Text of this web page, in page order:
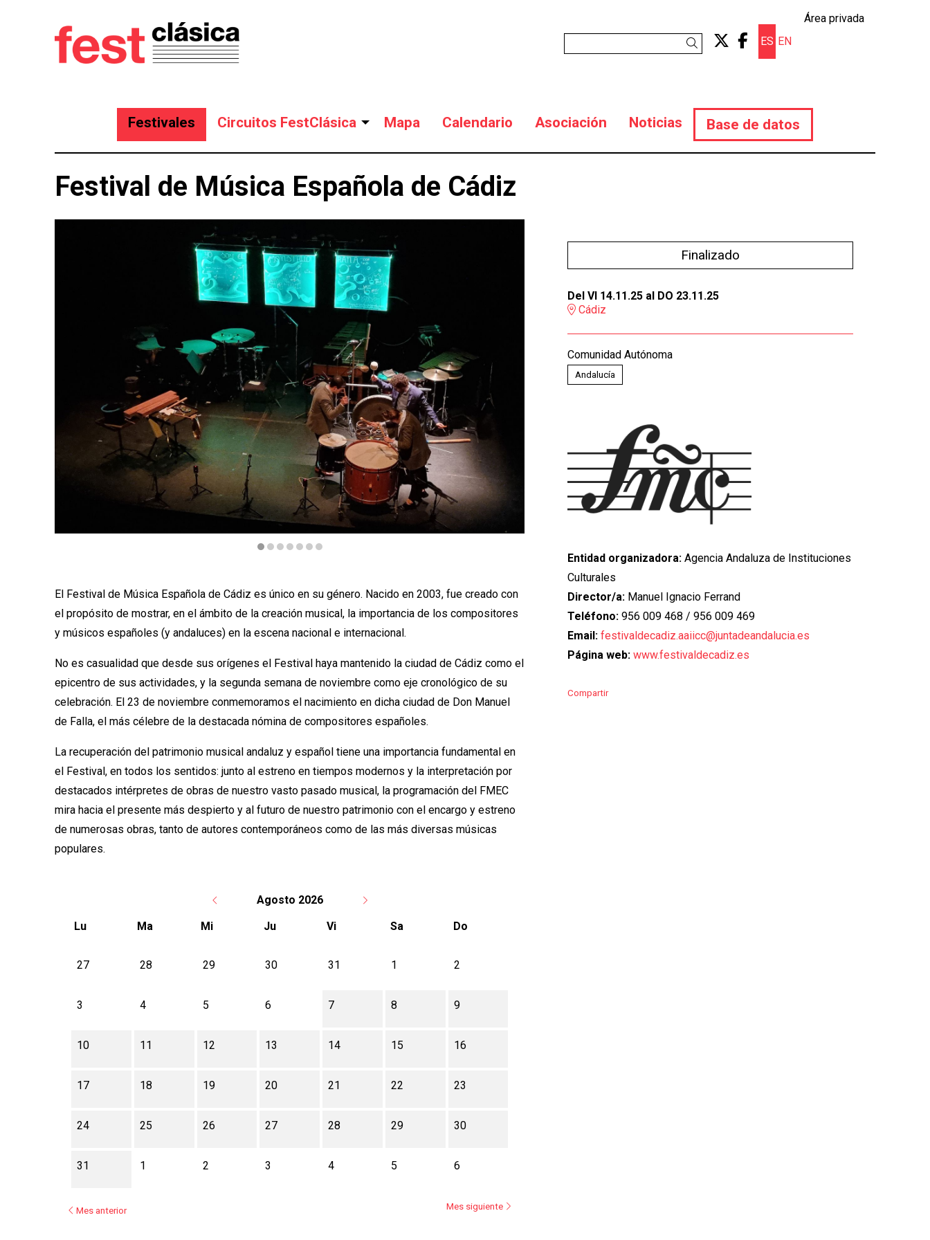
Área privada
ES EN
Link a twitter
Link a facebook
Buscar
Festivales Circuitos FestClásica Mapa Calendario Asociación Noticias Base de datos
Festival de Música Española de Cádiz
Finalizado
Del VI 14.11.25 al DO 23.11.25
Cádiz
Comunidad Autónoma
Andalucía
Entidad organizadora:Agencia Andaluza de Instituciones
Culturales
Director/a: Manuel Ignacio Ferrand
Teléfono:956 009 468 / 956 009 469
Email:festivaldecadiz.aaiicc@juntadeandalucia.es
Página web: www.festivaldecadiz.es
Compartir
El Festival de Música Española de Cádiz es único en su género. Nacido en 2003, fue creado con
el propósito de mostrar, en el ámbito de la creación musical, la importancia de los compositores
y músicos españoles (y andaluces) en la escena nacional e internacional.
No es casualidad que desde sus orígenes el Festival haya mantenido la ciudad de Cádiz como el
epicentro de sus actividades, y la segunda semana de noviembre como eje cronológico de su
celebración. El 23 de noviembre conmemoramos el nacimiento en dicha ciudad de Don Manuel
de Falla, el más célebre de la destacada nómina de compositores españoles.
La recuperación del patrimonio musical andaluz y español tiene una importancia fundamental en
el Festival, en todos los sentidos: junto al estreno en tiempos modernos y la interpretación por
destacados intérpretes de obras de nuestro vasto pasado musical, la programación del FMEC
mira hacia el presente más despierto y al futuro de nuestro patrimonio con el encargo y estreno
de numerosas obras, tanto de autores contemporáneos como de las más diversas músicas
populares.
Agosto 2026
Lu
Ma Mi Ju Vi Sa Do
No hay ninguna actividad este mes
27 28 29 30 31 1 2
3 4 5 6 7 8 9
10 11 12 13 14 15 16
17 18 19 20 21 22 23
24 25 26 27 28 29 30
31 1 2 3 4 5 6
Mes anterior Mes siguiente